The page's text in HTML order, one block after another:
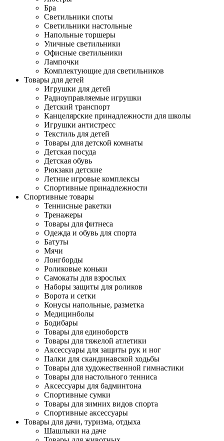
Бра
Светильники споты
Светильники настольные
Напольные торшеры
Уличные светильники
Офисные светильники
Лампочки
Комплектующие для светильников
Товары для детей
Игрушки для детей
Радиоуправляемые игрушки
Детский транспорт
Канцелярские принадлежности для школы
Игрушки антистресс
Текстиль для детей
Товары для детской комнаты
Детская посуда
Детская обувь
Рюкзаки детские
Летние игровые комплексы
Спортивные принадлежности
Спортивные товары
Теннисные ракетки
Тренажеры
Товары для фитнеса
Одежда и обувь для спорта
Батуты
Мячи
Лонгборды
Роликовые коньки
Самокаты для взрослых
Наборы защиты для роликов
Ворота и сетки
Конусы напольные, разметка
Медицинболы
Бодибары
Товары для единоборств
Товары для тяжелой атлетики
Аксессуары для защиты рук и ног
Палки для скандинавской ходьбы
Товары для художественной гимнастики
Товары для настольного тенниса
Аксессуары для бадминтона
Спортивные сумки
Товары для зимних видов спорта
Спортивные аксессуары
Товары для дачи, туризма, отдыха
Шашлыки на даче